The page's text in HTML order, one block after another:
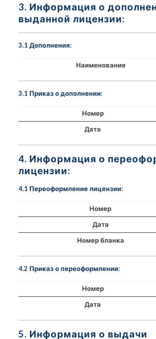
3. Информация о
выданной лицензии:
3.1 Дополнения:
Наименование
3.1 Приказ о дополнении:
Номер
Дата
4. Информация о
лицензии:
4.1 Переоформление лицензии:
Номер
Дата
Номер бланка
4.2 Приказ о переоформлении:
Номер
Дата
5. Информация о выдачи